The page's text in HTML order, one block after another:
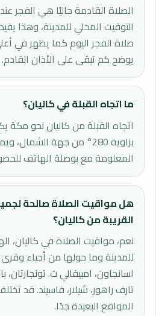
التوقيت المحلي للمدينة، وهذا
صلاة الفجر اليوم كما يظهر في
يوضح كم تبقى على الأذان القادم.
ما اتجاه القبلة في كاليان؟
اتجاه القبلة من كاليان نحو مكة
بزاوية 280° من جهة
المعلومة مع بوصلة الهاتف
هل مواقيت الصلاة صالحة
القريبة من كاليان؟
نعم، مواقيت الصلاة في كاليان،
للمدينة وما حولها من أحياء
اسانجاون، امبيفالي ت. تونجارتان،
تارف راهور، شيلار، فاسيند. قد
المواقع البعيدة جدًا.